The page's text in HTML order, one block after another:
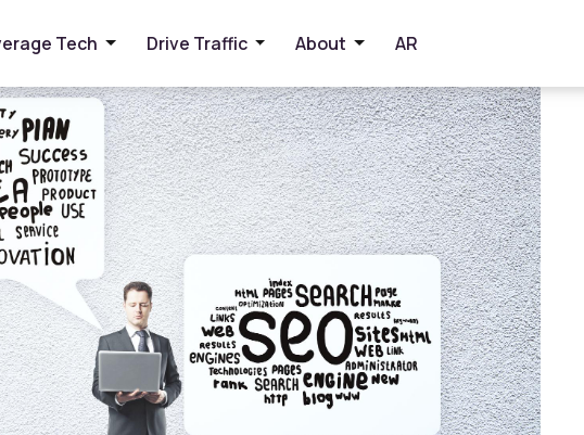
Tech Drive Traffic About AR